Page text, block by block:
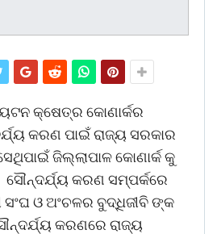
କ୍ଷେତ୍ର କୋଣାର୍କର
କରଣ ପାଇଁ ରାଜ୍ୟ ସରକାର
ଜିଲ୍ଲାପାଳ କୋଣାର୍କ କୁ
କରଣ ସମ୍ପର୍କରେ
ସଂଘ ଓ ଅଂଚଳର ବୁଦ୍ଧିଜୀବି ଙ୍କ
କରଣରେ ରାଜ୍ୟ